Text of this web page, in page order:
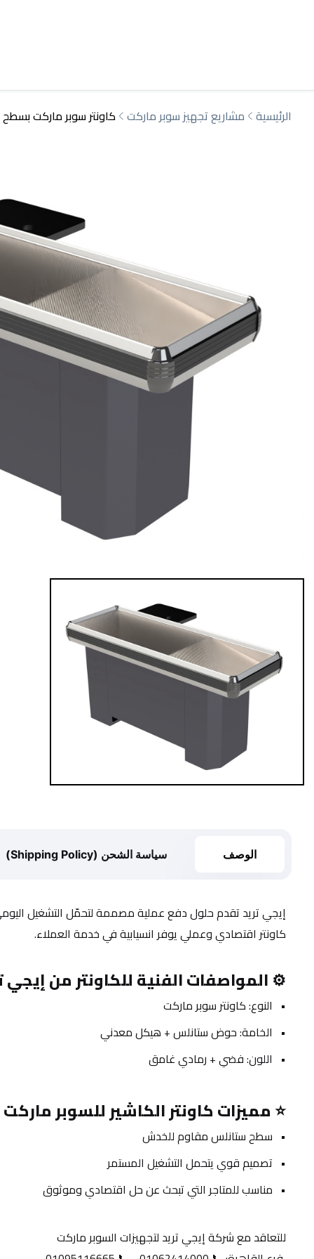
الرئيسية مشاريع تجهيز سوبر ماركت كاونتر سوبر ماركت
الوصف سياسة الشحن (Shipping Policy)
كاونتر اقتصادي وعملي يوفر انسيابية في خدمة العملاء.
⚙️ المواصفات الفنية للكاونتر من إيجي
النوع: كاونتر سوبر ماركت
الخامة: حوض ستانلس + هيكل معدني
اللون: فضي + رمادي غامق
⭐ مميزات كاونتر الكاشير للسوبر ماركت
سطح ستانلس مقاوم للخدش
تصميم قوي يتحمل التشغيل المستمر
مناسب للمتاجر التي تبحث عن حل اقتصادي وموثوق
للتعاقد مع شركة إيجي تريد لتجهيزات السوبر ماركت